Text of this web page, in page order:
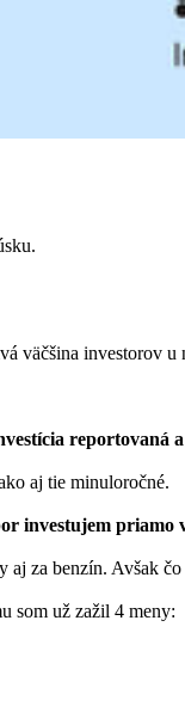
väčšina investorov u
reportovaná
aj tie minuloročné.
investujem priamo
aj za benzín. Avšak
som už zažil 4 meny: